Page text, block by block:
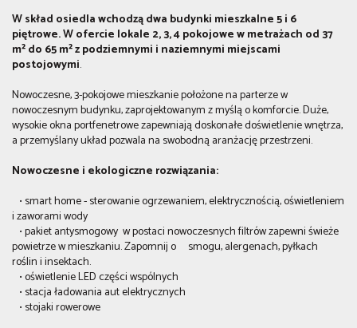
W skład osiedla wchodzą dwa budynki mieszkalne 5 i 6
piętrowe. W ofercie lokale 2, 3, 4 pokojowe w metrażach od 37
m² do 65 m² z podziemnymi i naziemnymi miejscami
postojowymi.
Nowoczesne, 3-pokojowe mieszkanie położone na parterze w
nowoczesnym budynku, zaprojektowanym z myślą o komforcie. Duże,
wysokie okna portfenetrowe zapewniają doskonałe doświetlenie wnętrza,
a przemyślany układ pozwala na swobodną aranżację przestrzeni.
Nowoczesne i ekologiczne rozwiązania:
• smart home - sterowanie ogrzewaniem, elektrycznością, oświetleniem
i zaworami wody
• pakiet antysmogowy w postaci nowoczesnych filtrów zapewni świeże
powietrze w mieszkaniu. Zapomnij o smogu, alergenach, pyłkach
roślin i insektach.
• oświetlenie LED części wspólnych
• stacja ładowania aut elektrycznych
• stojaki rowerowe